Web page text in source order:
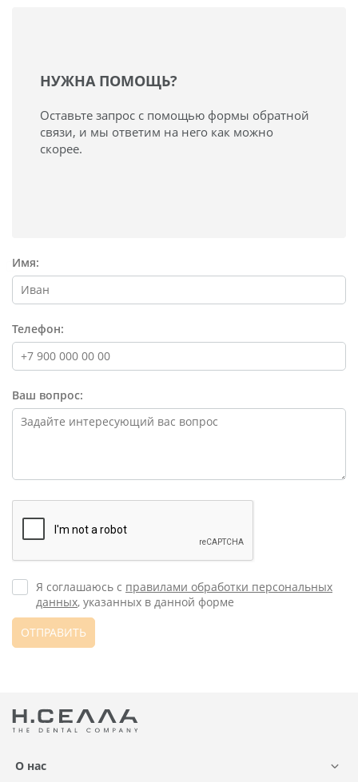
НУЖНА ПОМОЩЬ?
Оставьте запрос с помощью формы обратной
связи, и мы ответим на него как можно
скорее.
Имя:
Телефон:
Ваш вопрос:
Я соглашаюсь с правилами обработки персональных
данных, указанных в данной форме
ОТПРАВИТЬ
О нас